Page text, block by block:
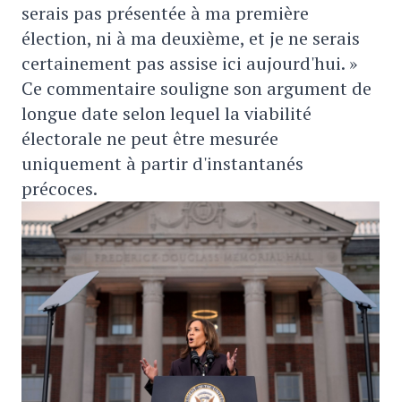
serais pas présentée à ma première
élection, ni à ma deuxième, et je ne serais
certainement pas assise ici aujourd'hui. »
Ce commentaire souligne son argument de
longue date selon lequel la viabilité
électorale ne peut être mesurée
uniquement à partir d'instantanés
précoces.